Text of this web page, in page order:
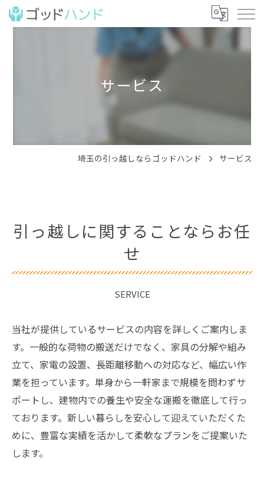
サービス
埼玉の引っ越しならゴッドハンド サービス
引っ越しに関することならお任
せ
SERVICE
当社が提供しているサービスの内容を詳しくご案内しま
す。一般的な荷物の搬送だけでなく、家具の分解や組み
立て、家電の設置、長距離移動への対応など、幅広い作
業を担っています。単身から一軒家まで規模を問わずサ
ポートし、建物内での養生や安全な運搬を徹底して行っ
ております。新しい暮らしを安心して迎えていただくた
めに、豊富な実績を活かして柔軟なプランをご提案いた
します。